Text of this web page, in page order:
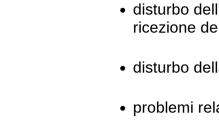
disturbo
ricezione
disturbo
problemi